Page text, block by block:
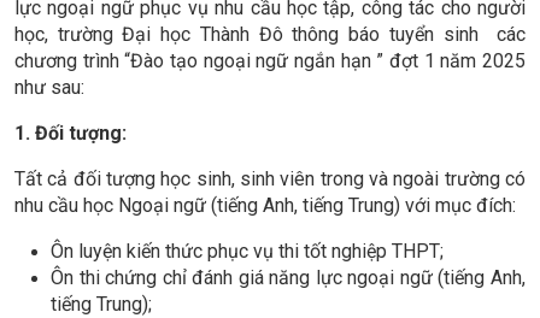
lực ngoại ngữ phục vụ nhu cầu học tập, công tác cho người
học, trường Đại học Thành Đô thông báo tuyển sinh các
chương trình “Đào tạo ngoại ngữ ngắn hạn ” đợt 1 năm 2025
như sau:
1. Đối tượng:
Tất cả đối tượng học sinh, sinh viên trong và ngoài trường có
nhu cầu học Ngoại ngữ (tiếng Anh, tiếng Trung) với mục đích:
Ôn luyện kiến thức phục vụ thi tốt nghiệp THPT;
Ôn thi chứng chỉ đánh giá năng lực ngoại ngữ (tiếng Anh,
tiếng Trung);